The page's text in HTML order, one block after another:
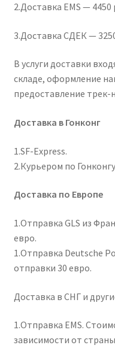
Отзывы
Партнерам
2.Доставка EMS — 4450
3.Доставка СДЕК —
В услуги доставки
складе, оформление
предоставление трек-
Доставка в Гонконг
1.SF-Express.
2.Курьером по
Доставка по Европе
1.Отправка GLS из
евро.
1.Отправка Deutsche
отправки 30 евро.
Доставка в СНГ и
1.Отправка EMS.
зависимости от